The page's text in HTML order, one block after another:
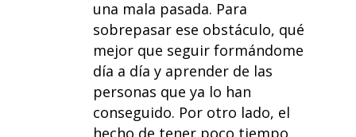
una mala pasada. Para
sobrepasar ese obstáculo, qué
mejor que seguir formándome
día a día y aprender de las
personas que ya lo han
conseguido. Por otro lado, el